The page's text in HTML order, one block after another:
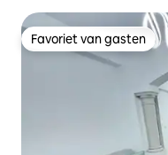
Favoriet van gasten
Favoriet van gasten